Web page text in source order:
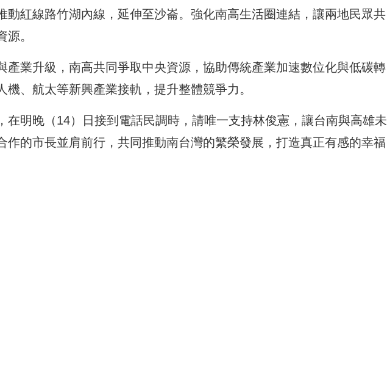
動紅線路竹湖內線，延伸至沙崙。強化南高生活圈連結，讓兩地民眾共
。
產業升級，南高共同爭取中央資源，協助傳統產業加速數位化與低碳轉
機、航太等新興產業接軌，提升整體競爭力。
在明晚（14）日接到電話民調時，請唯一支持林俊憲，讓台南與高雄未
作的市長並肩前行，共同推動南台灣的繁榮發展，打造真正有感的幸福